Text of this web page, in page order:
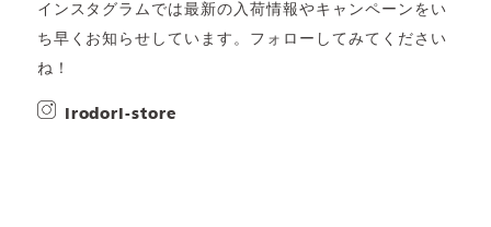
インスタグラムでは最新の入荷情報やキャンペーンをい
ち早くお知らせしています。フォローしてみてください
ね！
irodori-store